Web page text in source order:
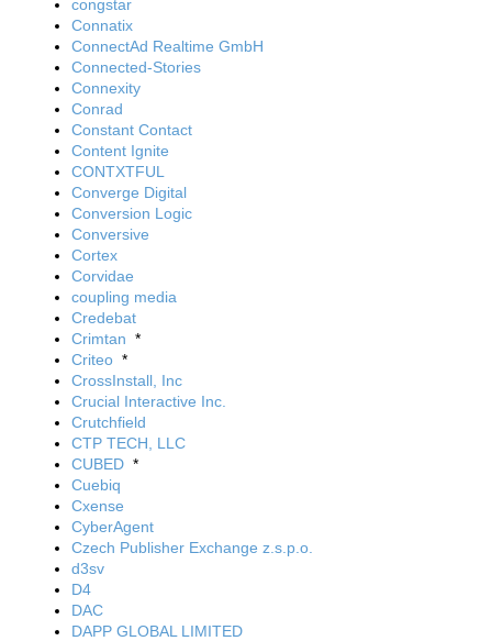
congstar
Connatix
ConnectAd Realtime GmbH
Connected-Stories
Connexity
Conrad
Constant Contact
Content Ignite
CONTXTFUL
Converge Digital
Conversion Logic
Conversive
Cortex
Corvidae
coupling media
Credebat
Crimtan *
Criteo *
CrossInstall, Inc
Crucial Interactive Inc.
Crutchfield
CTP TECH, LLC
CUBED *
Cuebiq
Cxense
CyberAgent
Czech Publisher Exchange z.s.p.o.
d3sv
D4
DAC
DAPP GLOBAL LIMITED